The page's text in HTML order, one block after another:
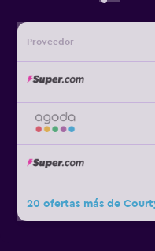
Proveedor